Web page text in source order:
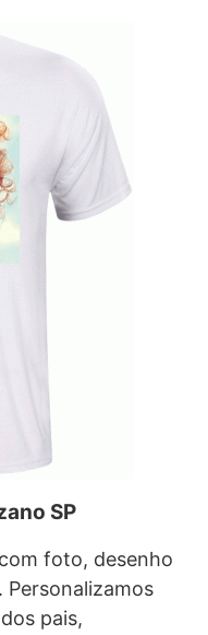
SP
foto, desenho
Personalizamos
pais,